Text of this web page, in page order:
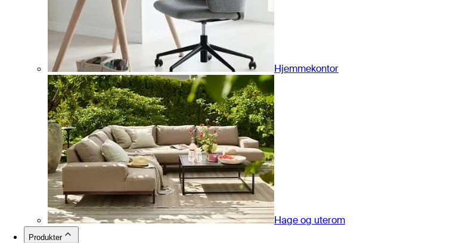
Hjemmekontor
Hage og uterom
Produkter